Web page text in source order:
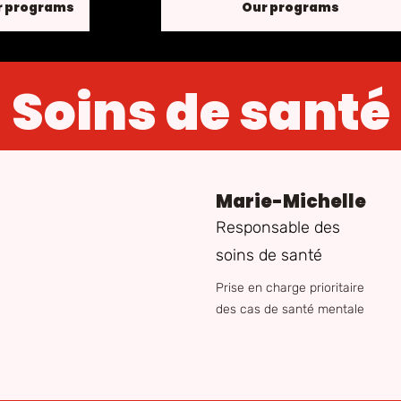
programs Our programs
Soins de santé
Marie-Michelle
Responsable des
soins de santé
Prise en charge prioritaire
des cas de santé mentale